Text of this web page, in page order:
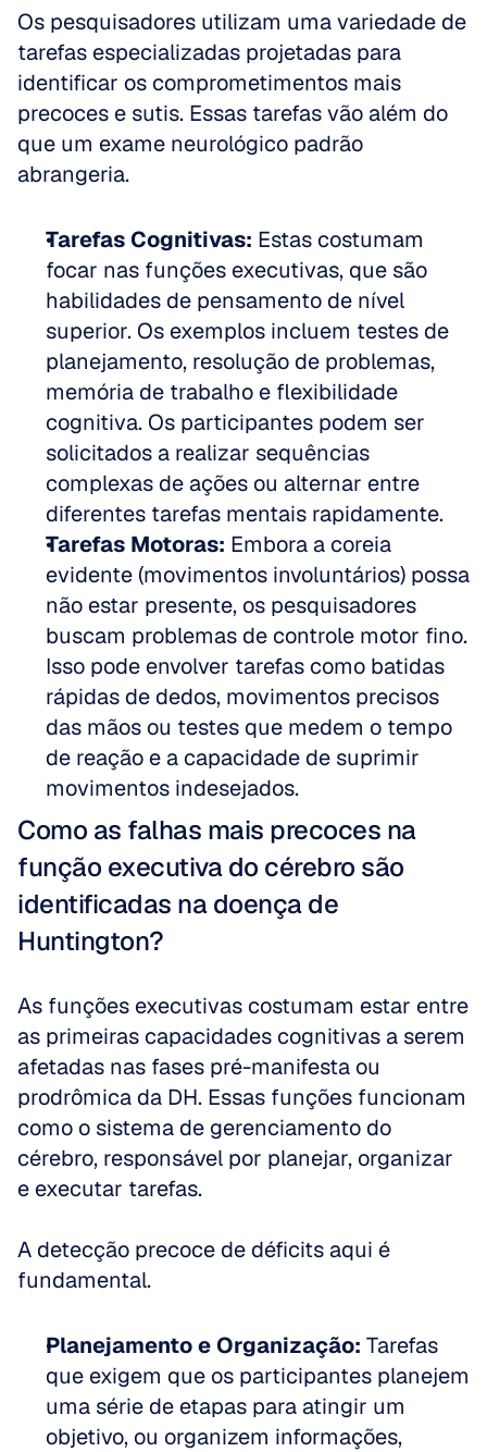
Os pesquisadores utilizam uma variedade de
tarefas especializadas projetadas para
identificar os comprometimentos mais
precoces e sutis. Essas tarefas vão além do
que um exame neurológico padrão
abrangeria.
Tarefas Cognitivas: Estas costumam
focar nas funções executivas, que são
habilidades de pensamento de nível
superior. Os exemplos incluem testes de
planejamento, resolução de problemas,
memória de trabalho e flexibilidade
cognitiva. Os participantes podem ser
solicitados a realizar sequências
complexas de ações ou alternar entre
diferentes tarefas mentais rapidamente.
Tarefas Motoras: Embora a coreia
evidente (movimentos involuntários) possa
não estar presente, os pesquisadores
buscam problemas de controle motor fino.
Isso pode envolver tarefas como batidas
rápidas de dedos, movimentos precisos
das mãos ou testes que medem o tempo
de reação e a capacidade de suprimir
movimentos indesejados.
Como as falhas mais precoces na
função executiva do cérebro são
identificadas na doença de
Huntington?
As funções executivas costumam estar entre
as primeiras capacidades cognitivas a serem
afetadas nas fases pré-manifesta ou
prodrômica da DH. Essas funções funcionam
como o sistema de gerenciamento do
cérebro, responsável por planejar, organizar
e executar tarefas.
A detecção precoce de déficits aqui é
fundamental.
Planejamento e Organização: Tarefas
que exigem que os participantes planejem
uma série de etapas para atingir um
objetivo, ou organizem informações,